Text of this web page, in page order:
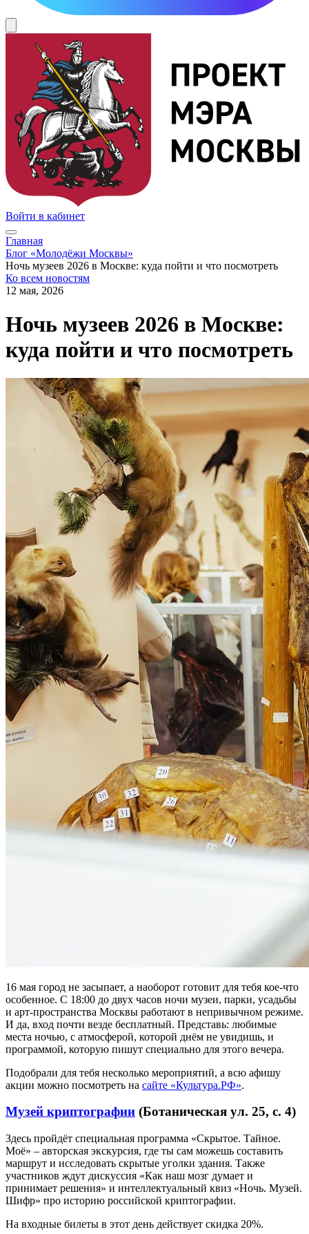
Войти в кабинет
Главная
Блог «Молодёжи Москвы»
Ночь музеев 2026 в Москве: куда пойти и что посмотреть
Ко всем новостям
12 мая, 2026
Ночь музеев 2026 в Москве:
куда пойти и что посмотреть
16 мая город не засыпает, а наоборот готовит для тебя кое-что
особенное. С 18:00 до двух часов ночи музеи, парки, усадьбы
и арт-пространства Москвы работают в непривычном режиме.
И да, вход почти везде бесплатный. Представь: любимые
места ночью, с атмосферой, которой днём не увидишь, и
программой, которую пишут специально для этого вечера.
Подобрали для тебя несколько мероприятий, а всю афишу
акции можно посмотреть на сайте «Культура.РФ».
Музей криптографии (Ботаническая ул. 25, с. 4)
Здесь пройдёт специальная программа «Скрытое. Тайное.
Моё» – авторская экскурсия, где ты сам можешь составить
маршрут и исследовать скрытые уголки здания. Также
участников ждут дискуссия «Как наш мозг думает и
принимает решения» и интеллектуальный квиз «Ночь. Музей.
Шифр» про историю российской криптографии.
На входные билеты в этот день действует скидка 20%.